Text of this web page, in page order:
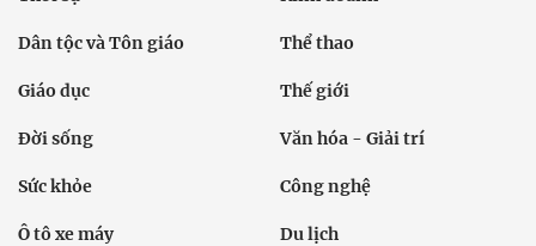
Dân tộc và Tôn giáo Thể thao
Giáo dục Thế giới
Đời sống Văn hóa - Giải trí
Sức khỏe Công nghệ
Ô tô xe máy Du lịch